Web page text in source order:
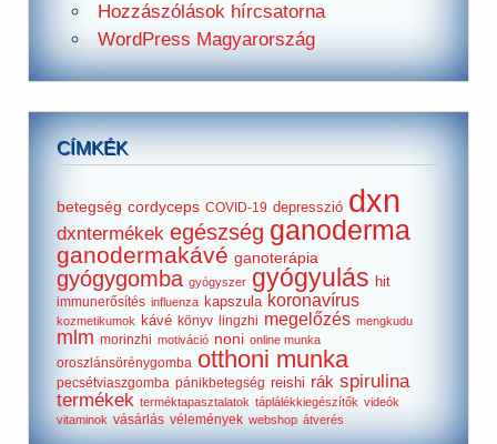
Hozzászólások hírcsatorna
WordPress Magyarország
CÍMKÉK
betegség cordyceps COVID-19 depresszió dxn
dxntermékek egészség ganoderma
ganodermakávé ganoterápia
gyógygomba gyógyszer gyógyulás hit
immunerősítés influenza kapszula koronavírus
kozmetikumok kávé könyv lingzhi megelőzés mengkudu
mlm morinzhi motiváció noni online munka
oroszlánsörénygomba otthoni munka
pecsétviaszgomba pánikbetegség reishi rák spirulina
termékek terméktapasztalatok táplálékkiegészítők videók
vitaminok vásárlás vélemények webshop átverés